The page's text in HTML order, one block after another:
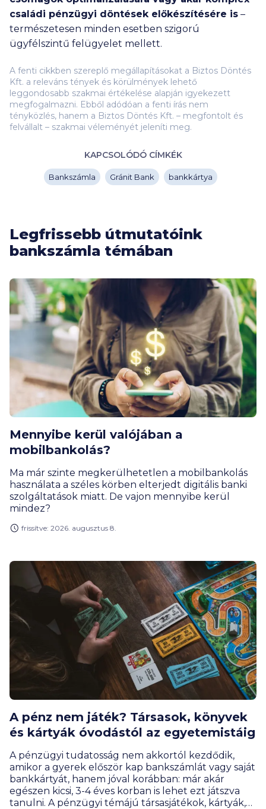
családi pénzügyi döntések előkészítésére is –
természetesen minden esetben szigorú
ügyfélszintű felügyelet mellett.
A fenti cikkben szereplő megállapításokat a Biztos Döntés
Kft. a releváns tények és körülmények lehető
leggondosabb szakmai értékelése alapján igyekezett
megfogalmazni. Ebből adódóan a fenti írás nem
tényközlés, hanem a Biztos Döntés Kft. – megfontolt és
felvállalt – szakmai véleményét jeleníti meg.
KAPCSOLÓDÓ CÍMKÉK
Bankszámla Gránit Bank bankkártya
Legfrissebb útmutatóink
bankszámla témában
Mennyibe kerül valójában a
mobilbankolás?
Ma már szinte megkerülhetetlen a mobilbankolás
használata a széles körben elterjedt digitális banki
szolgáltatások miatt. De vajon mennyibe kerül
mindez?
frissítve: 2026. augusztus 8.
A pénz nem játék? Társasok, könyvek
és kártyák óvodástól az egyetemistáig
A pénzügyi tudatosság nem akkortól kezdődik,
amikor a gyerek először kap bankszámlát vagy saját
bankkártyát, hanem jóval korábban: már akár
egészen kicsi, 3-4 éves korban is lehet ezt játszva
tanulni. A pénzügyi témájú társasjátékok, kártyák,